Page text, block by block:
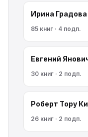
Ирина Градова
85 книг · 4 подп.
Евгений
30 книг · 2 подп.
Роберт Тору
26 книг · 2 подп.